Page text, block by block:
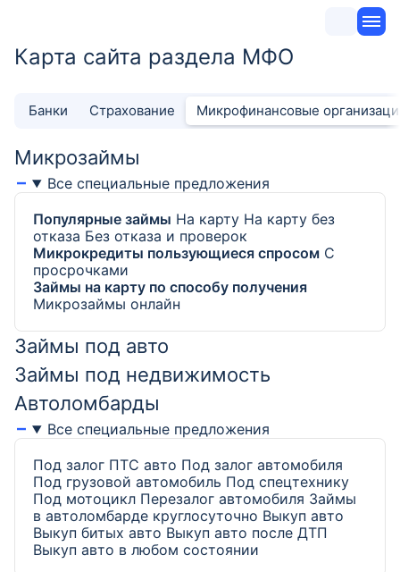
Карта сайта раздела МФО
Банки Страхование Микрофинансовые
Микрозаймы
Все специальные предложения
Популярные займы На карту На карту без
отказа Без отказа и проверок
Микрокредиты пользующиеся спросом С
просрочками
Займы на карту по способу получения
Микрозаймы онлайн
Займы под авто
Займы под недвижимость
Автоломбарды
Все специальные предложения
Под залог ПТС авто Под залог автомобиля
Под грузовой автомобиль Под спецтехнику
Под мотоцикл Перезалог автомобиля Займы
в автоломбарде круглосуточно Выкуп авто
Выкуп битых авто Выкуп авто после ДТП
Выкуп авто в любом состоянии